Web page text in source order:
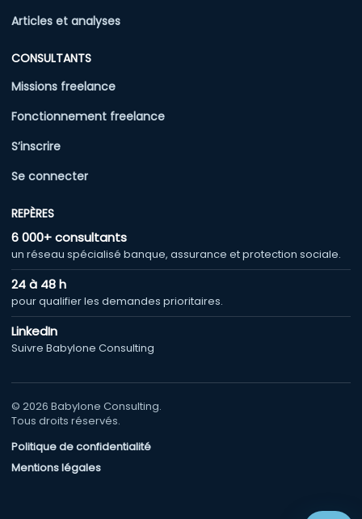
Articles et analyses
CONSULTANTS
Missions freelance
Fonctionnement freelance
S’inscrire
Se connecter
REPÈRES
6 000+ consultants
un réseau spécialisé banque, assurance et protection sociale.
24 à 48 h
pour qualifier les demandes prioritaires.
LinkedIn
Suivre Babylone Consulting
© 2026 Babylone Consulting.
Tous droits réservés.
Politique de confidentialité
Mentions légales